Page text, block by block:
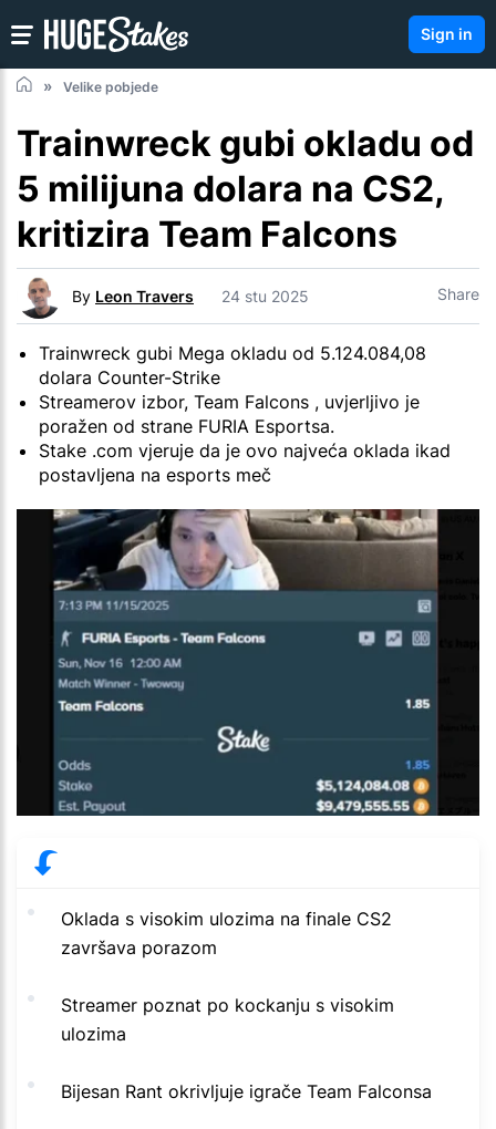
Sign in
Velike pobjede
Trainwreck gubi okladu od
5 milijuna dolara na CS2,
kritizira Team Falcons
By Leon Travers 24 stu 2025 Share
Trainwreck gubi Mega okladu od 5.124.084,08
dolara Counter-Strike
Streamerov izbor, Team Falcons , uvjerljivo je
poražen od strane FURIA Esportsa.
Stake .com vjeruje da je ovo najveća oklada ikad
postavljena na esports meč
Oklada s visokim ulozima na finale CS2
završava porazom
Streamer poznat po kockanju s visokim
ulozima
Bijesan Rant okrivljuje igrače Team Falconsa